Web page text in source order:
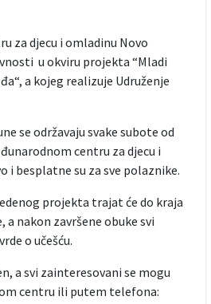
za djecu i omladinu Novo
u okviru projekta “Mladi
a kojeg realizuje Udruženje
se održavaju svake subote od
centru za djecu i
i besplatne su za sve polaznike.
projekta trajat će do kraja
a nakon završene obuke svi
o učešću.
a svi zainteresovani se mogu
centru ili putem telefona: